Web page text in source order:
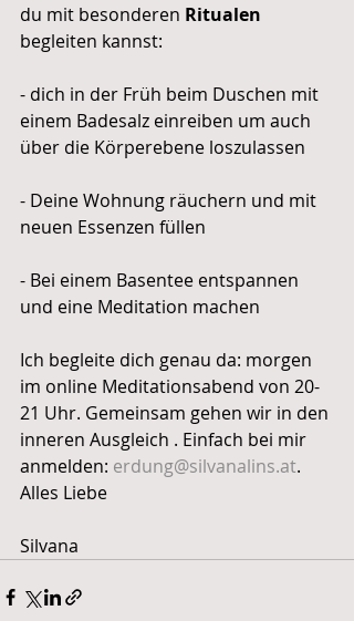
du mit besonderen Ritualen
begleiten kannst:
- dich in der Früh beim Duschen mit
einem Badesalz einreiben um auch
über die Körperebene loszulassen
- Deine Wohnung räuchern und mit
neuen Essenzen füllen
- Bei einem Basentee entspannen
und eine Meditation machen
Ich begleite dich genau da: morgen
im online Meditationsabend von 20-
21 Uhr. Gemeinsam gehen wir in den
inneren Ausgleich . Einfach bei mir
anmelden: erdung@silvanalins.at.
Alles Liebe
Silvana